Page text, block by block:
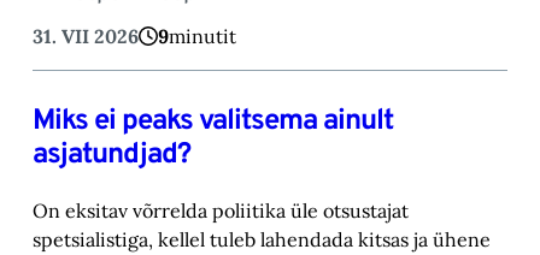
31. VII 2026 9minutit
Miks ei peaks valitsema ainult
asjatundjad?
On eksitav võrrelda poliitika üle otsustajat
spetsialistiga, kellel tuleb lahendada kitsas ja ühene